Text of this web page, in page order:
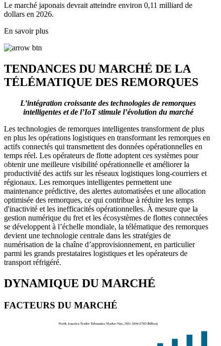
Le marché japonais devrait atteindre environ 0,11 milliard de
dollars en 2026.
En savoir plus
TENDANCES DU MARCHÉ DE LA
TÉLÉMATIQUE DES REMORQUES
L’intégration croissante des technologies de remorques
intelligentes et de l’IoT stimule l’évolution du marché
Les technologies de remorques intelligentes transforment de plus
en plus les opérations logistiques en transformant les remorques en
actifs connectés qui transmettent des données opérationnelles en
temps réel. Les opérateurs de flotte adoptent ces systèmes pour
obtenir une meilleure visibilité opérationnelle et améliorer la
productivité des actifs sur les réseaux logistiques long-courriers et
régionaux. Les remorques intelligentes permettent une
maintenance prédictive, des alertes automatisées et une allocation
optimisée des remorques, ce qui contribue à réduire les temps
d'inactivité et les inefficacités opérationnelles. À mesure que la
gestion numérique du fret et les écosystèmes de flottes connectées
se développent à l’échelle mondiale, la télématique des remorques
devient une technologie centrale dans les stratégies de
numérisation de la chaîne d’approvisionnement, en particulier
parmi les grands prestataires logistiques et les opérateurs de
transport réfrigéré.
DYNAMIQUE DU MARCHÉ
FACTEURS DU MARCHÉ